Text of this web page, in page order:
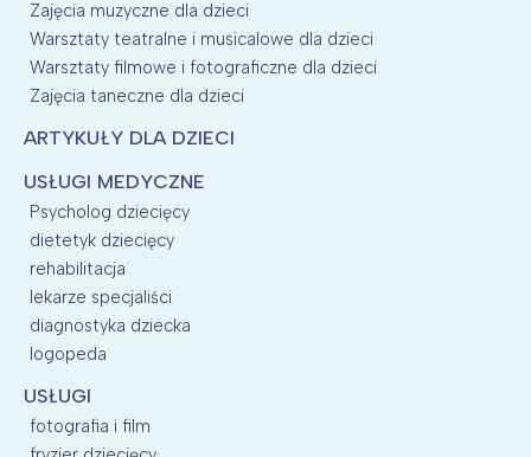
Zajęcia muzyczne dla dzieci
Warsztaty teatralne i musicalowe dla dzieci
Warsztaty filmowe i fotograficzne dla dzieci
Zajęcia taneczne dla dzieci
ARTYKUŁY DLA DZIECI
USŁUGI MEDYCZNE
Psycholog dziecięcy
dietetyk dziecięcy
rehabilitacja
lekarze specjaliści
diagnostyka dziecka
logopeda
USŁUGI
fotografia i film